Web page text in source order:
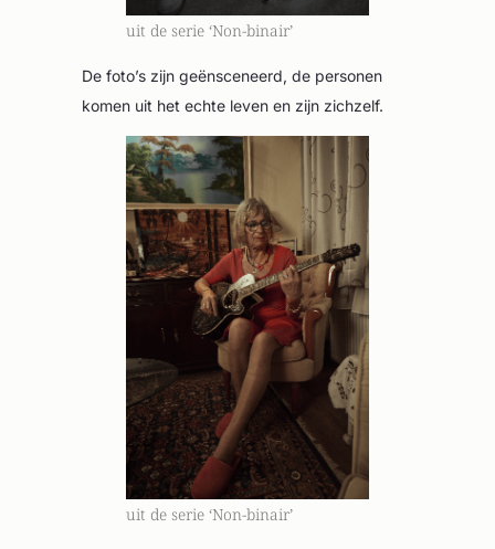
uit de serie ‘Non-binair’
De foto’s zijn geënsceneerd, de personen
komen uit het echte leven en zijn zichzelf.
uit de serie ‘Non-binair’